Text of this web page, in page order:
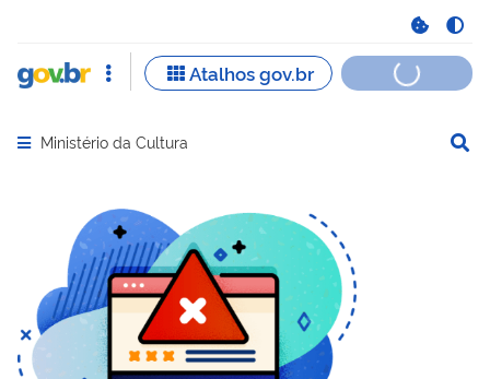
Abrir menu principal de navegação
Ministério da Cultura